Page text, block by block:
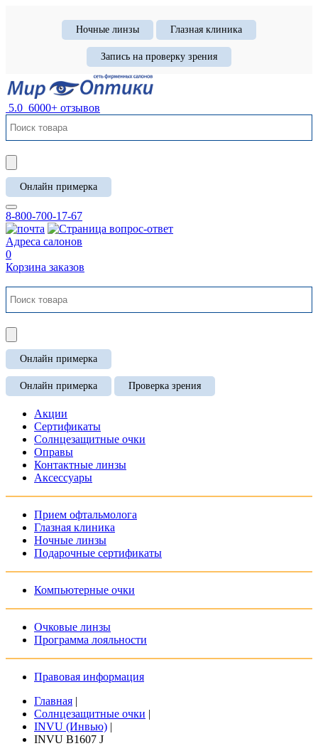
Ночные линзы Глазная клиника
Запись на проверку зрения
5.0 6000+ отзывов
Онлайн примерка
8-800-700-17-67
Адреса салонов
0
Корзина заказов
Онлайн примерка
Онлайн примерка Проверка зрения
Акции
Сертификаты
Солнцезащитные очки
Оправы
Контактные линзы
Аксессуары
Прием офтальмолога
Глазная клиника
Ночные линзы
Подарочные сертификаты
Компьютерные очки
Очковые линзы
Программа лояльности
Правовая информация
Главная |
Солнцезащитные очки |
INVU (Инвью) |
INVU B1607 J